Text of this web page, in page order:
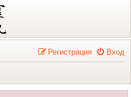
Вход
Регистрация